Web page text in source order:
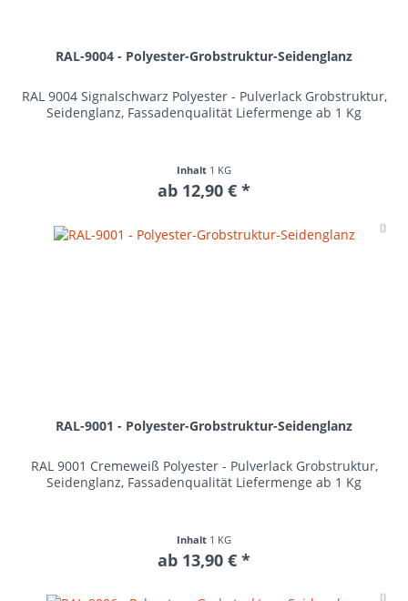
RAL-9004 - Polyester-Grobstruktur-Seidenglanz
RAL 9004 Signalschwarz Polyester - Pulverlack Grobstruktur,
Seidenglanz, Fassadenqualität Liefermenge ab 1 Kg
Inhalt 1 KG
ab 12,90 € *
RAL-9001 - Polyester-Grobstruktur-Seidenglanz
RAL 9001 Cremeweiß Polyester - Pulverlack Grobstruktur,
Seidenglanz, Fassadenqualität Liefermenge ab 1 Kg
Inhalt 1 KG
ab 13,90 € *